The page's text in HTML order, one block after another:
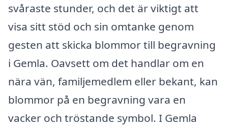
svåraste stunder, och det är viktigt att
visa sitt stöd och sin omtanke genom
gesten att skicka blommor till begravning
i Gemla. Oavsett om det handlar om en
nära vän, familjemedlem eller bekant, kan
blommor på en begravning vara en
vacker och tröstande symbol. I Gemla